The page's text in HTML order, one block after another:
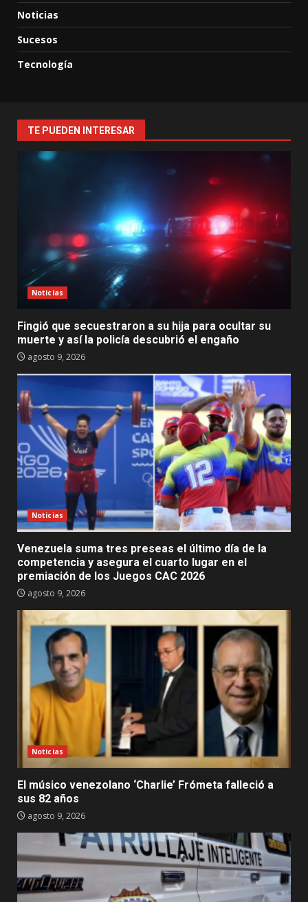
Noticias
Sucesos
Tecnología
TE PUEDEN INTERESAR
Noticias
Fingió que secuestraron a su hija para ocultar su
muerte y así la policía descubrió el engaño
agosto 9, 2026
Noticias
Venezuela suma tres preseas el último día de la
competencia y asegura el cuarto lugar en el
premiación de los Juegos CAC 2026
agosto 9, 2026
Noticias
El músico venezolano ‘Charlie’ Frómeta falleció a
sus 82 años
agosto 9, 2026